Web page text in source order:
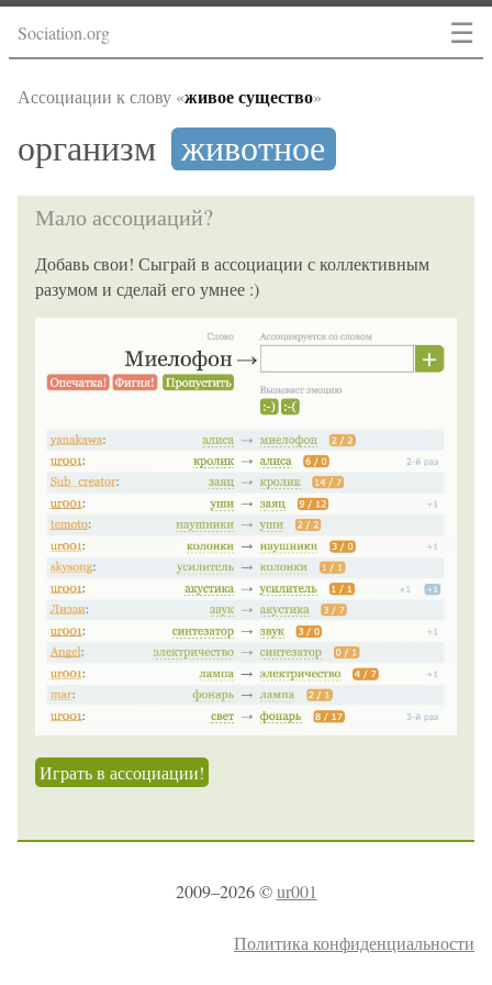
☰
Sociation.org
Ассоциации к слову «живое существо»
организм животное
Мало ассоциаций?
Добавь свои! Сыграй в ассоциации с коллективным
разумом и сделай его умнее :)
Играть в ассоциации!
2009–2026 ©ur001
Политика конфиденциальности